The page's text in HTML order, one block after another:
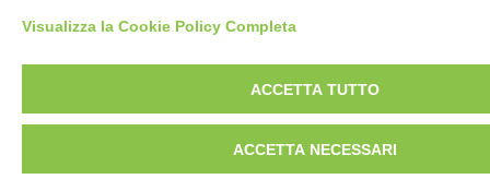
Visualizza la Cookie Policy Completa
ACCETTA TUTTO
ACCETTA NECESSARI